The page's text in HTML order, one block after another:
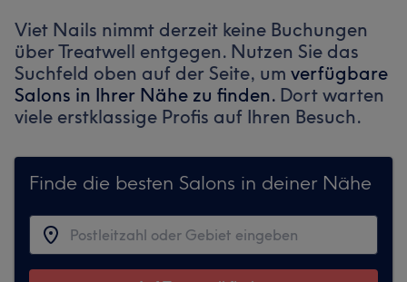
Viet Nails nimmt derzeit keine Buchungen
über Treatwell entgegen. Nutzen Sie das
Suchfeld oben auf der Seite, um verfügbare
Salons in Ihrer Nähe zu finden. Dort warten
viele erstklassige Profis auf Ihren Besuch.
Finde die besten Salons in deiner Nähe